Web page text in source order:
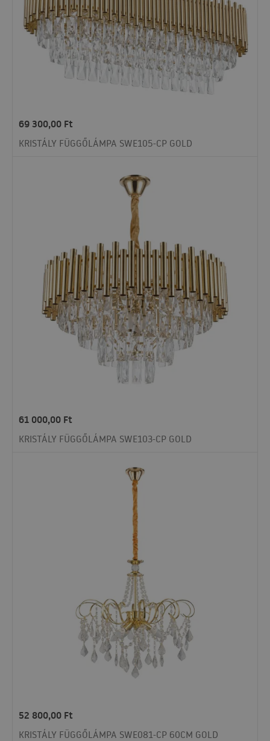
69 300,00 Ft
KRISTÁLY FÜGGŐLÁMPA SWE105-CP GOLD
61 000,00 Ft
KRISTÁLY FÜGGŐLÁMPA SWE103-CP GOLD
52 800,00 Ft
KRISTÁLY FÜGGŐLÁMPA SWE081-CP 60CM GOLD